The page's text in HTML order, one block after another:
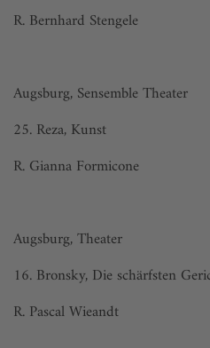
R. Bernhard Stengele
Augsburg, Sensemble Theater
25. Reza, Kunst
R. Gianna Formicone
Augsburg, Theater
16. Bronsky, Die schärfsten
R. Pascal Wieandt